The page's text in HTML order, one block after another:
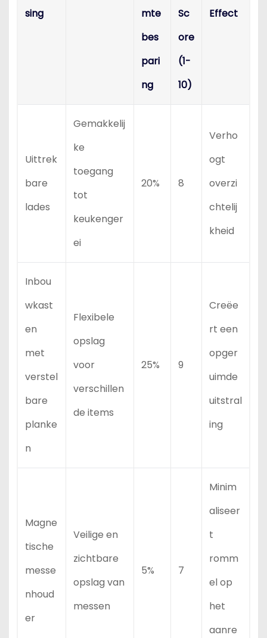
sing
mte
bes
pari
ng
Sc
ore
(1-
10)
Effect
Uittrek
bare
lades
Gemakkelij
ke
toegang
tot
keukenger
ei
20% 8
Verho
ogt
overzi
chtelij
kheid
Inbou
wkast
en
met
verstel
bare
planke
n
Flexibele
opslag
voor
verschillen
de items
25% 9
Creëe
rt een
opger
uimde
uitstral
ing
Magne
tische
messe
nhoud
er
Veilige en
zichtbare
opslag van
messen
5% 7
Minim
aliseer
t
romm
el op
het
aanre